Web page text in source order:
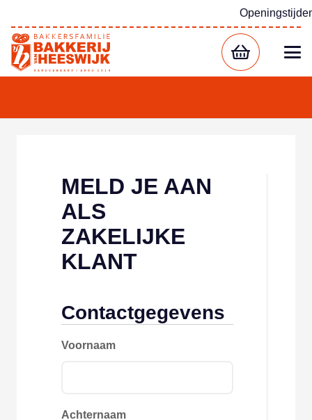
MELD JE AAN
ALS
ZAKELIJKE
KLANT
Contactgegevens
Voornaam
Achternaam